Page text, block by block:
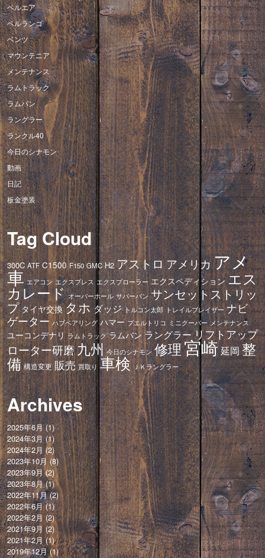
ベルエア
ベルランゴ
ベンツ
マウンテニア
メンテナンス
ラムトラック
ラムバン
ラングラー
ランクル40
今日のシナモン
動画
日記
板金塗装
Tag Cloud
300C ATF C1500 F150 GMC H2 アストロアメリカアメ
車 エアコン エクスプレス エクスプローラー エクスペディション エス
カレード オーバーホール サバーバン サンセットストリッ
プ タイヤ交換タホ ダッジ トルコン太郎 トレイルブレイザー ナビ
ゲーター ハブベアリング ハマー プエルトリコ ミニクーパー メンテナンス
ユーコンデナリ ラムトラック ラムバン ラングラーリフトアップ
ローター研磨九州 今日のシナモン 修理宮崎延岡 整
備 構造変更 販売 買取り 車検 ＪＫラングラー
Archives
2025年6月(1)
2024年3月(1)
2024年2月(2)
2023年10月(8)
2023年9月(2)
2023年8月(1)
2022年11月(2)
2022年6月(1)
2022年2月 (2)
2021年9月(2)
2021年2月(1)
2019年12月(1)